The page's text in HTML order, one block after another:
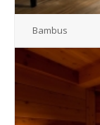
Bambus